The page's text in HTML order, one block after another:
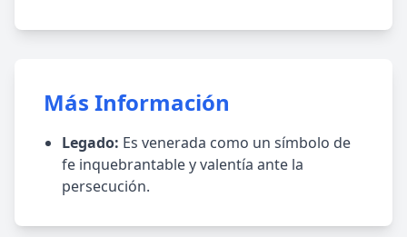
Más Información
Legado: Es venerada como un símbolo de
fe inquebrantable y valentía ante la
persecución.